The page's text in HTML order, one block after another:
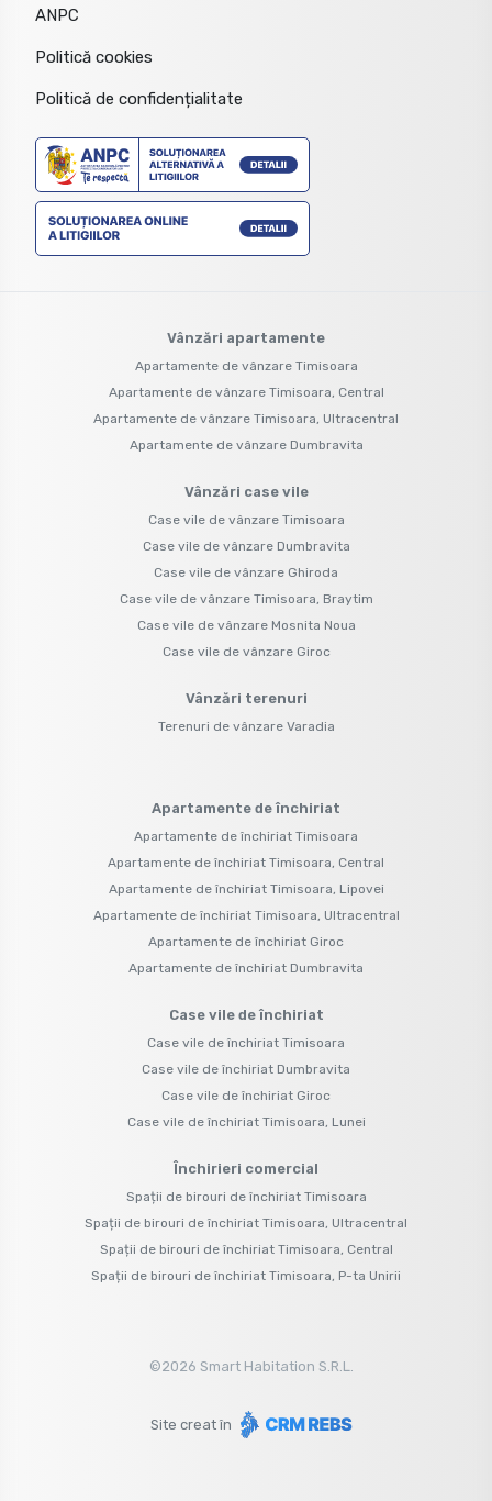
ANPC
Politică cookies
Politică de confidențialitate
Vânzări apartamente
Apartamente de vânzare Timisoara
Apartamente de vânzare Timisoara, Central
Apartamente de vânzare Timisoara, Ultracentral
Apartamente de vânzare Dumbravita
Vânzări case vile
Case vile de vânzare Timisoara
Case vile de vânzare Dumbravita
Case vile de vânzare Ghiroda
Case vile de vânzare Timisoara, Braytim
Case vile de vânzare Mosnita Noua
Case vile de vânzare Giroc
Vânzări terenuri
Terenuri de vânzare Varadia
Apartamente de închiriat
Apartamente de închiriat Timisoara
Apartamente de închiriat Timisoara, Central
Apartamente de închiriat Timisoara, Lipovei
Apartamente de închiriat Timisoara, Ultracentral
Apartamente de închiriat Giroc
Apartamente de închiriat Dumbravita
Case vile de închiriat
Case vile de închiriat Timisoara
Case vile de închiriat Dumbravita
Case vile de închiriat Giroc
Case vile de închiriat Timisoara, Lunei
Închirieri comercial
Spații de birouri de închiriat Timisoara
Spații de birouri de închiriat Timisoara, Ultracentral
Spații de birouri de închiriat Timisoara, Central
Spații de birouri de închiriat Timisoara, P-ta Unirii
©2026 Smart Habitation S.R.L.
Site creat în